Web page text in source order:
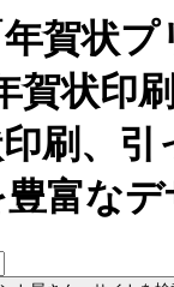
賀状
賀状印
刷、
富な